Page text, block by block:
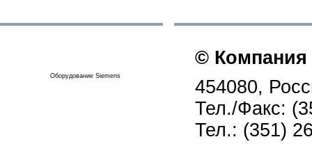
Оборудование Siemens
©
454080,
Тел./Факс:
Тел.: (351)